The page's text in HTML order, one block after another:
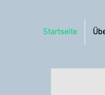
Startseite